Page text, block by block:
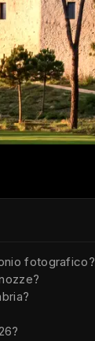
fotografico?